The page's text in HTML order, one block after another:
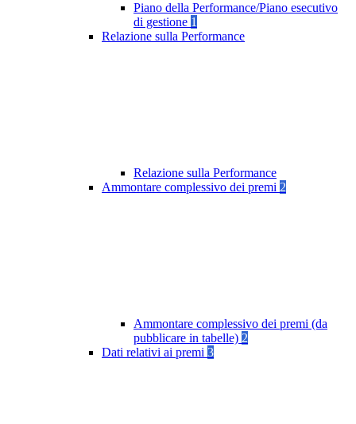
Piano della Performance/Piano esecutivo
di gestione 1
Relazione sulla Performance
Relazione sulla Performance
Ammontare complessivo dei premi 2
Ammontare complessivo dei premi (da
pubblicare in tabelle) 2
Dati relativi ai premi 3